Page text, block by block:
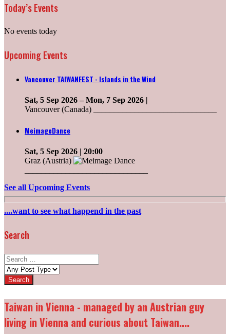
Today’s Events
No events today
Upcoming Events
Vancouver TAIWANFEST - Islands in the Wind
Sat, 5 Sep 2026– Mon, 7 Sep 2026 |
Vancouver (Canada) ______________________________
MeimageDance
Sat, 5 Sep 2026 | 20:00
Graz (Austria)
See all Upcoming Events
....want to see what happend in the past
Search
Search
for:
Post
types:
Taiwan in Vienna - managed by an Austrian guy
living in Vienna and curious about Taiwan....